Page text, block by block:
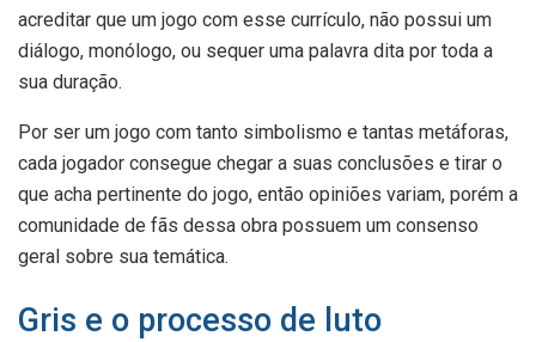
acreditar que um jogo com esse currículo, não possui um
diálogo, monólogo, ou sequer uma palavra dita por toda a
sua duração.
Por ser um jogo com tanto simbolismo e tantas metáforas,
cada jogador consegue chegar a suas conclusões e tirar o
que acha pertinente do jogo, então opiniões variam, porém a
comunidade de fãs dessa obra possuem um consenso
geral sobre sua temática.
Gris e o processo de luto